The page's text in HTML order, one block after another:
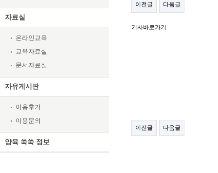
자료실
온라인교육
교육자료실
문서자료실
자유게시판
이용후기
이용문의
양육 쑥쑥 정보
이전글 다음글
기사바로가기
이전글 다음글